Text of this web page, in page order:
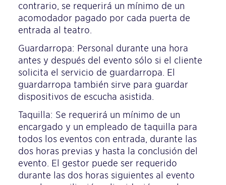
contrario, se requerirá un mínimo de un
acomodador pagado por cada puerta de
entrada al teatro.
Guardarropa: Personal durante una hora
antes y después del evento sólo si el cliente
solicita el servicio de guardarropa. El
guardarropa también sirve para guardar
dispositivos de escucha asistida.
Taquilla: Se requerirá un mínimo de un
encargado y un empleado de taquilla para
todos los eventos con entrada, durante las
dos horas previas y hasta la conclusión del
evento. El gestor puede ser requerido
durante las dos horas siguientes al evento